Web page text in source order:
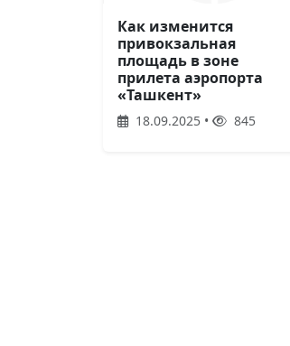
Как изменится
привокзальная
площадь в зоне
прилета аэропорта
«Ташкент»
18.09.2025 • 845